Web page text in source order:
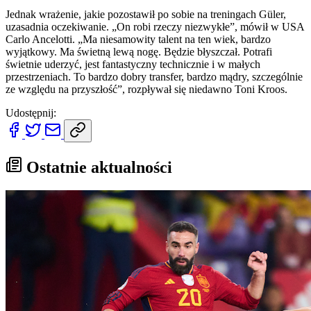
Jednak wrażenie, jakie pozostawił po sobie na treningach Güler,
uzasadnia oczekiwanie. „On robi rzeczy niezwykłe”, mówił w USA
Carlo Ancelotti. „Ma niesamowity talent na ten wiek, bardzo
wyjątkowy. Ma świetną lewą nogę. Będzie błyszczał. Potrafi
świetnie uderzyć, jest fantastyczny technicznie i w małych
przestrzeniach. To bardzo dobry transfer, bardzo mądry, szczególnie
ze względu na przyszłość”, rozpływał się niedawno Toni Kroos.
Udostępnij:
Ostatnie aktualności